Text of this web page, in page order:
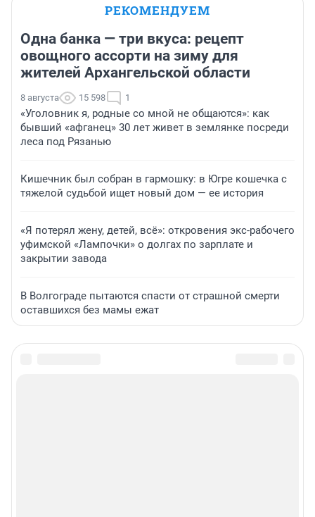
РЕКОМЕНДУЕМ
Одна банка — три вкуса: рецепт
овощного ассорти на зиму для
жителей Архангельской области
8 августа 15 598 1
«Уголовник я, родные со мной не общаются»: как
бывший «афганец» 30 лет живет в землянке посреди
леса под Рязанью
Кишечник был собран в гармошку: в Югре кошечка с
тяжелой судьбой ищет новый дом — ее история
«Я потерял жену, детей, всё»: откровения экс-рабочего
уфимской «Лампочки» о долгах по зарплате и
закрытии завода
В Волгограде пытаются спасти от страшной смерти
оставшихся без мамы ежат